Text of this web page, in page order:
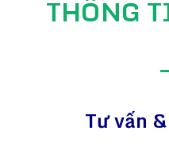
THÔNG
Tư vấn